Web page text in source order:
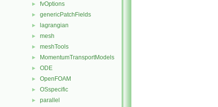
► fvOptions
► genericPatchFields
► lagrangian
► mesh
► meshTools
► MomentumTransportModels
► ODE
► OpenFOAM
► OSspecific
► parallel